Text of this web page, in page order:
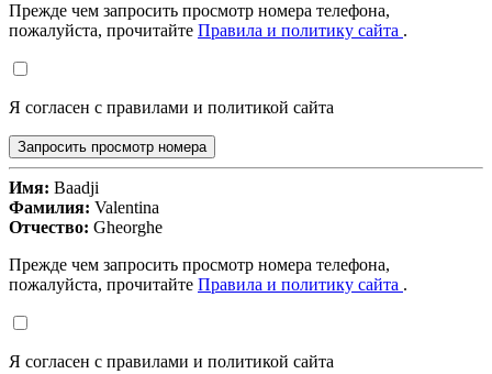
Прежде чем запросить просмотр номера телефона,
пожалуйста, прочитайте Правила и политику сайта .
Я согласен с правилами и политикой сайта
Запросить просмотр номера
Имя: Baadji
Фамилия: Valentina
Отчество: Gheorghe
Прежде чем запросить просмотр номера телефона,
пожалуйста, прочитайте Правила и политику сайта .
Я согласен с правилами и политикой сайта